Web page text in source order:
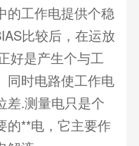
的工作电提供个稳
比较后，在运放
好是产生个与工
同时电路使工作电
差.测量电只是个
的**电，它主要作